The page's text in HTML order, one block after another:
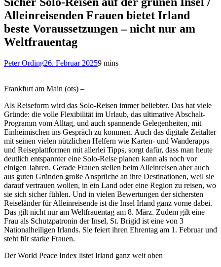
Alleinreisenden Frauen bietet Irland
beste Voraussetzungen – nicht nur am
Weltfrauentag
Peter Ording26. Februar 20259 mins
Frankfurt am Main (ots) –
Als Reiseform wird das Solo-Reisen immer beliebter. Das hat viele
Gründe: die volle Flexibilität im Urlaub, das ultimative Abschalt-
Programm vom Alltag, und auch spannende Gelegenheiten, mit
Einheimischen ins Gespräch zu kommen. Auch das digitale Zeitalter
mit seinen vielen nützlichen Helfern wie Karten- und Wanderapps
und Reiseplattformen mit allerlei Tipps, sorgt dafür, dass man heute
deutlich entspannter eine Solo-Reise planen kann als noch vor
einigen Jahren. Gerade Frauen stellen beim Alleinreisen aber auch
aus guten Gründen große Ansprüche an ihre Destinationen, weil sie
darauf vertrauen wollen, in ein Land oder eine Region zu reisen, wo
sie sich sicher fühlen. Und in vielen Bewertungen der sichersten
Reiseländer für Alleinreisende ist die Insel Irland ganz vorne dabei.
Das gilt nicht nur am Weltfrauentag am 8. März. Zudem gilt eine
Frau als Schutzpatronin der Insel, St. Brigid ist eine von 3
Nationalheiligen Irlands. Sie feiert ihren Ehrentag am 1. Februar und
steht für starke Frauen.
Der World Peace Index listet Irland ganz weit oben